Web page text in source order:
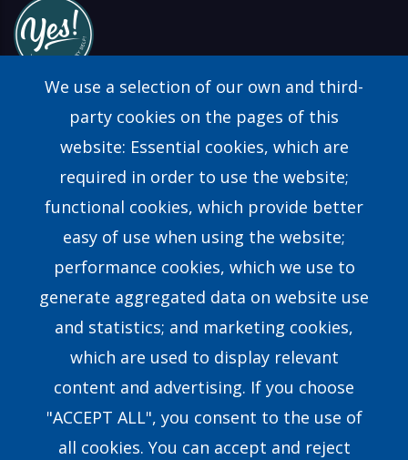
Find a Consultant
FAQs
Contact Us
Our Story
Our Team
Research & Development
We use a selection of our own and third-
party cookies on the pages of this
website: Essential cookies, which are
required in order to use the website;
functional cookies, which provide better
easy of use when using the website;
performance cookies, which we use to
generate aggregated data on website use
and statistics; and marketing cookies,
which are used to display relevant
content and advertising. If you choose
"ACCEPT ALL", you consent to the use of
all cookies. You can accept and reject